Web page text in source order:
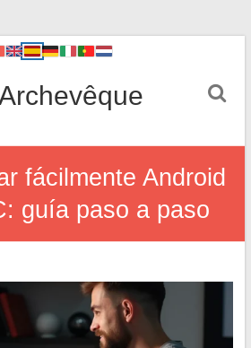
fácilmente Android
guía paso a paso